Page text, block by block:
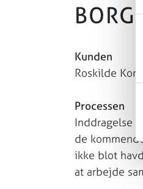
Kunden
Roskilde
Processen
Inddragelse i
de
ikke blot
at arbejde